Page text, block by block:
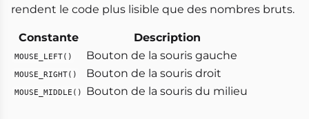
rendent le code plus lisible que des nombres bruts.
Constante Description
MOUSE_LEFT() Bouton de la souris gauche
MOUSE_RIGHT() Bouton de la souris droit
MOUSE_MIDDLE() Bouton de la souris du milieu